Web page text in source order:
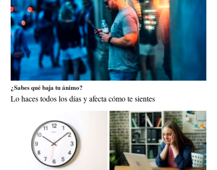
¿Sabes qué baja tu ánimo?
Lo haces todos los días y afecta cómo te sientes